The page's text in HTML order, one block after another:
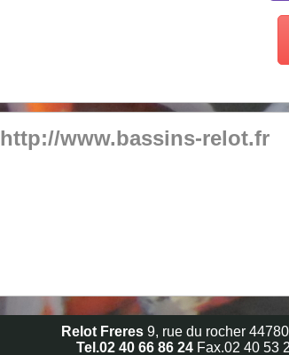
http://www.bassins-relot.fr
Relot Freres 9, rue du rocher
Tel.02 40 66 86 24 Fax.02 40 53